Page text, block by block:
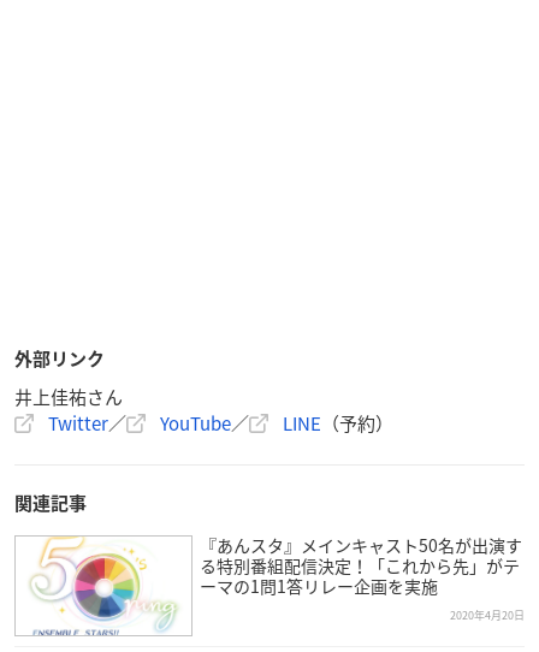
外部リンク
井上佳祐さん
Twitter／ YouTube／ LINE （予約）
関連記事
『あんスタ』メインキャスト50名が出演す
る特別番組配信決定！「これから先」がテ
ーマの1問1答リレー企画を実施
2020年4月20日